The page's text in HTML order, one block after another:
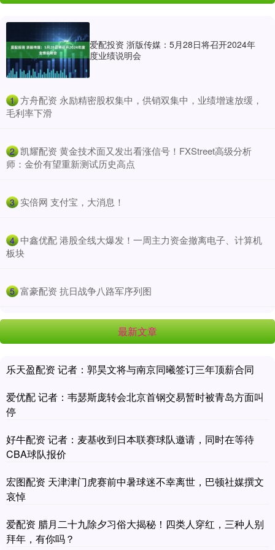
爱配投资 浙版传媒：5月28日将召开2024年
度业绩说明会
1 ​方舟配资 永励精密股权集中，供销双集中，业绩增速放缓，
毛利率下滑
2 ​凯耀配资 黄金技术面又发出看涨信号！FXStreet高级分析
师：金价有望重新测试历史高点
3 ​实倍网 支付宝，大消息！
4 ​中鑫优配 港股全线大爆发！一周主力资金撤离电子、计算机
板块
5 ​富豪配资 抗日战争八路军序列图
最新文章
乐天盈配资 记者：郭昊文将与南京同曦签订三年顶薪合同
爱优配 记者：韦瑟斯庞转会北京首钢交易暂时被青岛方面叫
停
好牛配资 记者：麦基收到日本联赛球队邀请，同时在等待
CBA球队报价
宏图配资 天津津门虎赛前中暑球迷不幸离世，巴顿社媒撰文
哀悼
爱配资 腊月二十九除夕习俗大揭秘！四类人穿红，三种人别
拜年，有你吗？